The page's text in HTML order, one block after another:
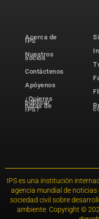
Acerca de
IPS
Nuestros
socios
Contáctenos
Apóyenos
¿Quieres
publicar
notas de
IPS?
IPS es una institución
agencia mundial de noticias
sociedad civil sobre
ambiente. Copyright ©